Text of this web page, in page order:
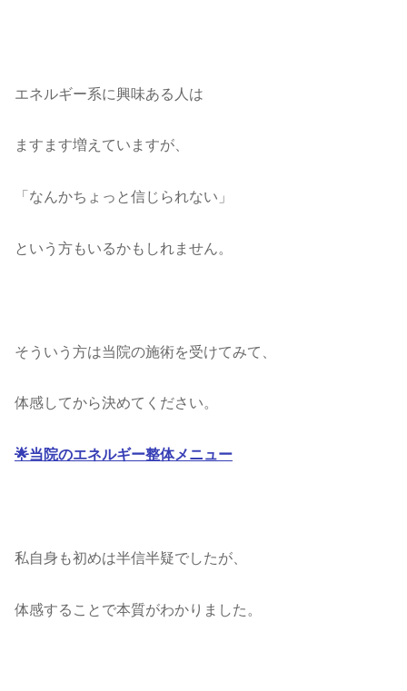
エネルギー系に興味ある人は
ますます増えていますが、
「なんかちょっと信じられない」
という方もいるかもしれません。
そういう方は当院の施術を受けてみて、
体感してから決めてください。
🌟当院のエネルギー整体メニュー
私自身も初めは半信半疑でしたが、
体感することで本質がわかりました。